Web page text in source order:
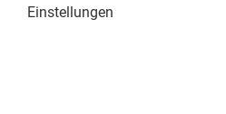
Einstellungen